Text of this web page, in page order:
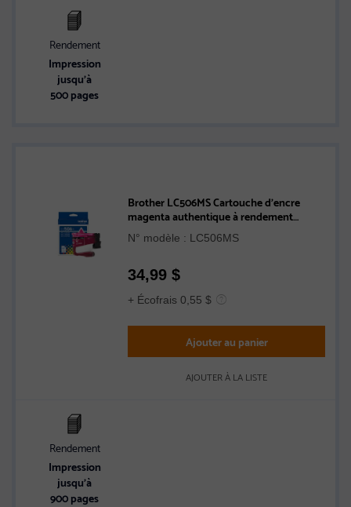
Rendement
Impression
jusqu’à
500 pages
Brother LC506MS Cartouche d’encre
magenta authentique à rendement
standard
N° modèle : LC506MS
34,99 $
+ Écofrais 0,55 $
Ajouter au panier
AJOUTER À LA LISTE
Rendement
Impression
jusqu’à
900 pages